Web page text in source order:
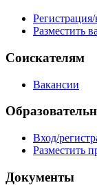
Регистрация/
Разместить
Соискателям
Вакансии
Вход/
Разместить
Документы